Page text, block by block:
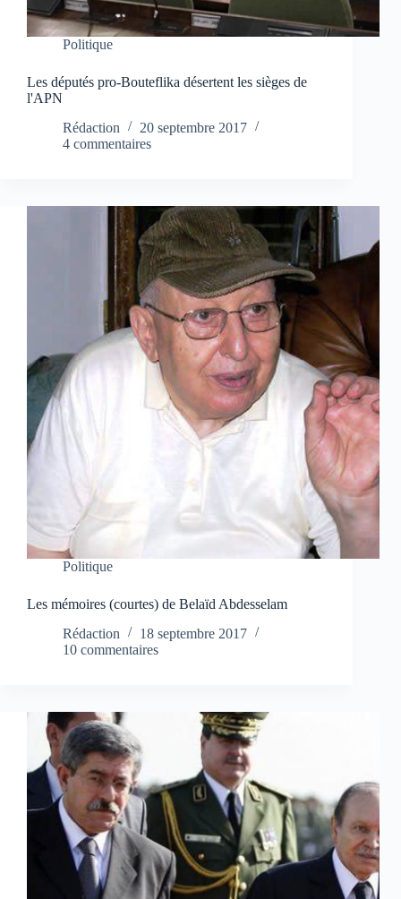
Politique
Les députés pro-Bouteflika désertent les sièges de
l'APN
Rédaction
20 septembre 2017
4 commentaires
Politique
Les mémoires (courtes) de Belaïd Abdesselam
Rédaction
18 septembre 2017
10 commentaires